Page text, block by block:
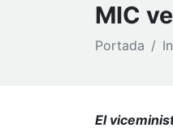
MIC
Portada
El